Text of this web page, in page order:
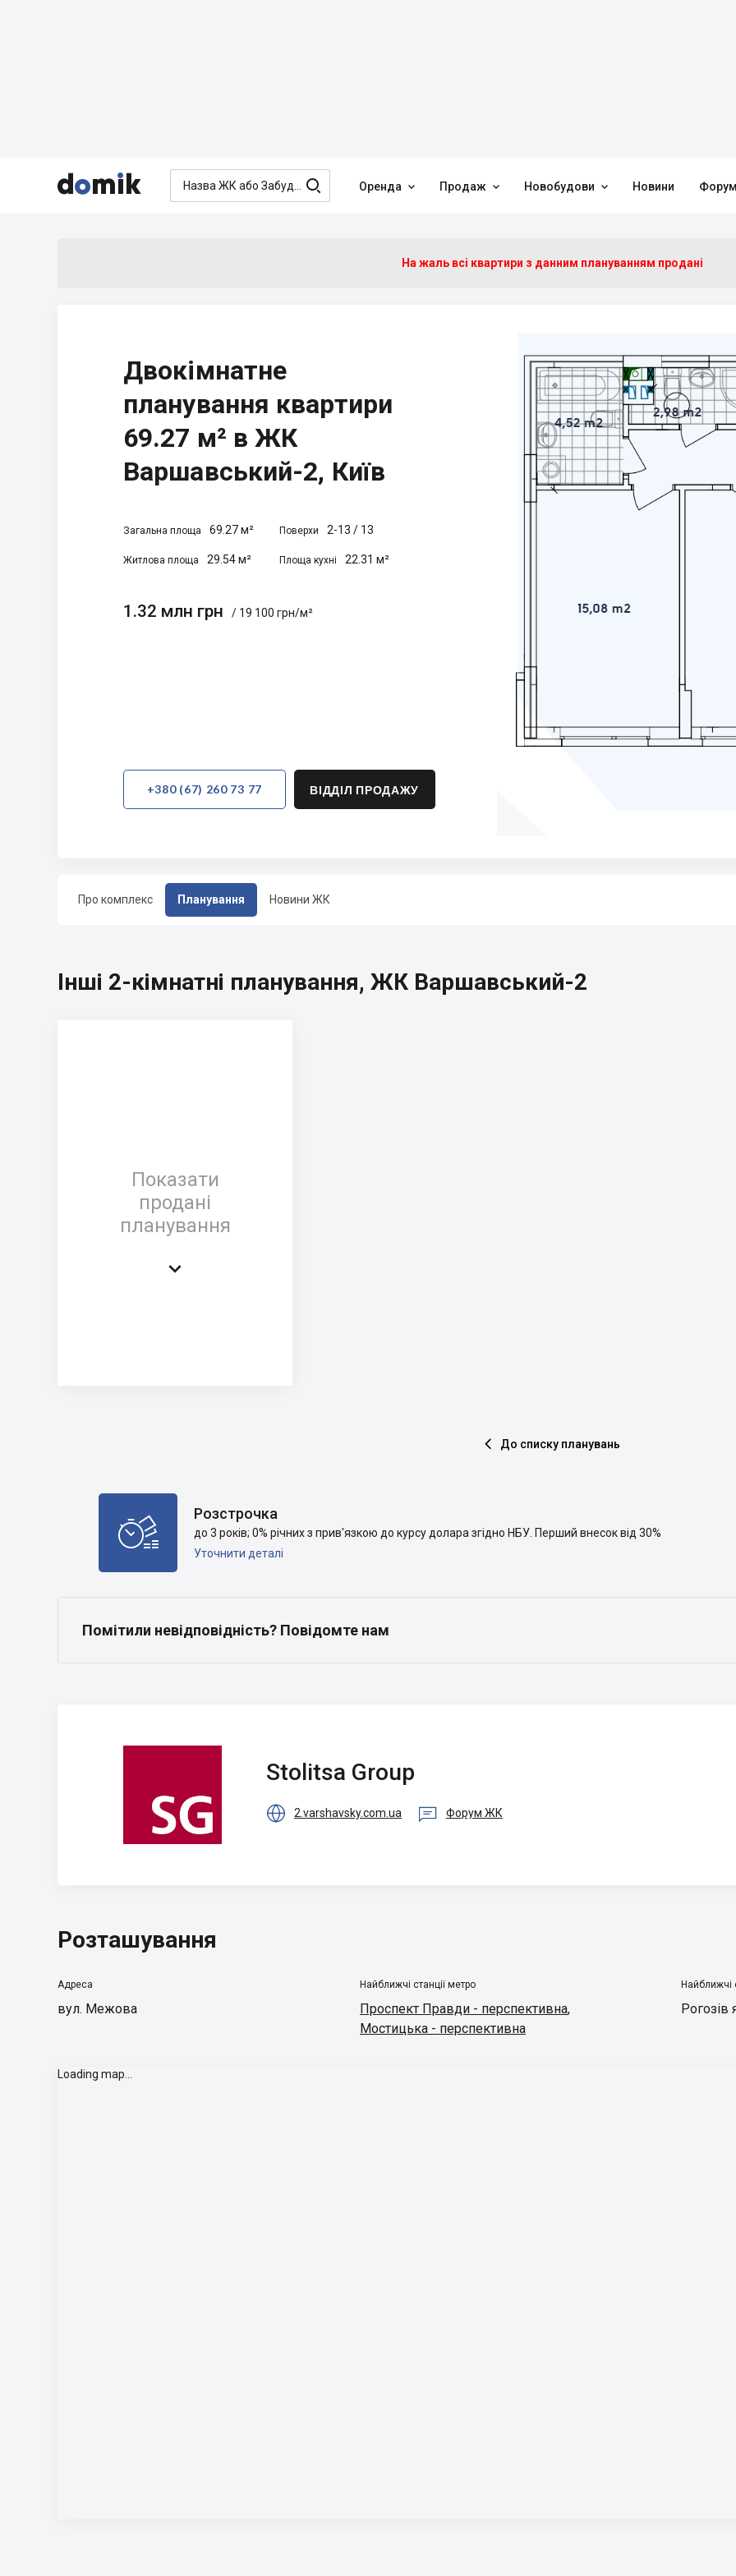


  Оренда  Продаж  Новобудови  Новини
Про комплекс Планування Новини ЖК
На жаль всі квартири з данним плануванням продані
Двокімнатне
планування квартири
69.27 м² в ЖК
Варшавський-2, Київ
Загальна площа 69.27 м² Поверхи 2-13 / 13
Житлова площа 29.54 м² Площа кухні 22.31 м²
1.32 млн грн / 19 100 грн/м²
+380 (67) 260 73 77 ВІДДІЛ ПРОДАЖУ
Інші 2-кімнатні планування, ЖК Варшавський-2
Показати
продані
планування

 До списку планувань

Розстрочка
до 3 років; 0% річних з прив'язкою до курсу долара згідно НБУ. Перший внесок від 30%
Уточнити деталі
Помітили невідповідність? Повідомте нам
Stolitsa Group
 2.varshavsky.com.ua  Форум ЖК
Розташування
Адреса
вул. Межова
Найближчі станції метро
Проспект Правди - перспективна,
Мостицька - перспективна
Найближчі
Рогозів
Loading map...